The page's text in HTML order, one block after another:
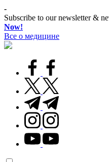
Перейти
к
содержимому
-
Subscribe to our newsletter &
Now!
Все о медицине
Лечитесь
facebook.com
twitter.com
t.me
instagram.com
youtube.com